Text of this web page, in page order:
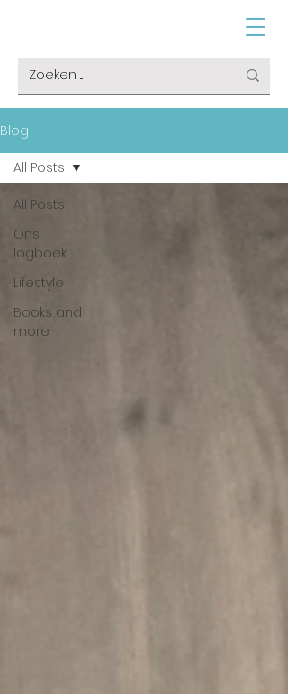
Blog
All Posts
Ons
logboek
Lifestyle
Books and
more
All Posts